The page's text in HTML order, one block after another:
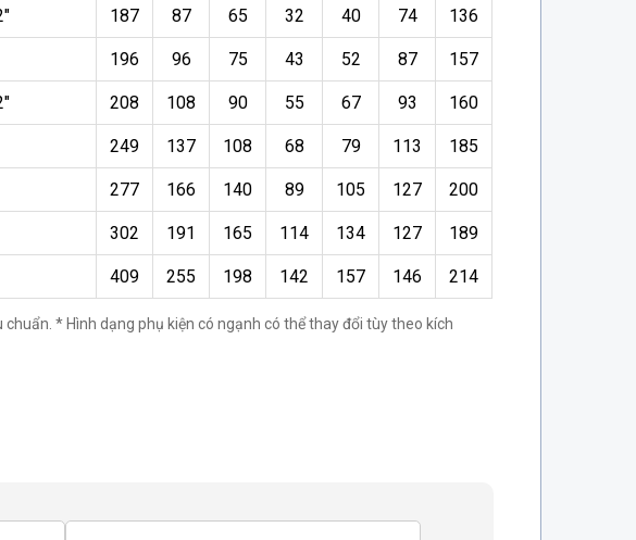
187 87 65 32 40 74 136
196 96 75 43 52 87 157
208 108 90 55 67 93 160
249 137 108 68 79 113 185
277 166 140 89 105 127 200
302 191 165 114 134 127 189
409 255 198 142 157 146 214
* Hình dạng phụ kiện có ngạnh có thể thay đổi tùy theo kích